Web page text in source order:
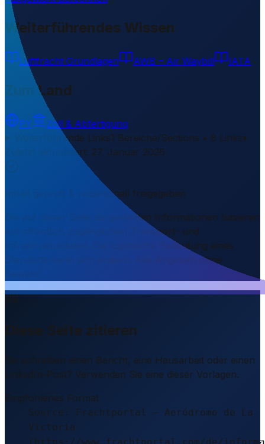
Weiterführendes Wissen
Luftfracht Grundlagen AWB – Air Waybill IATA
Zum Land
PY
Zoll & Abfertigung
Weiterführende Links1 Bereiche/Sections • 8 Links▾
Zuletzt aktualisiert: 27. Januar 2026
Inhalt geprüft & redaktionell freigegeben
Die auf dieser Seite dargestellten Informationen basieren
auf öffentlich zugänglichen Transport- und
Infrastrukturdaten. Die logistische Bedeutung eines
Standorts kann sich ändern. Alle Angaben ohne
Diese Seite zitieren
Sie schreiben einen Bericht, eine Hausarbeit oder einen
LinkedIn-Post? Verwenden Sie eine dieser Vorlagen.
Empfohlenes Format
Source: Frachtportal – Aeródromo de La
Victoria
(https://www.frachtportal.com/de/